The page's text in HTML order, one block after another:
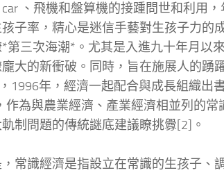
、飛機和盤算機的接踵問世和利用
子率，精心是迷信手藝對生孩子力的
第三次海潮*。尤其是入進九十年月以
大的新衝破。同時，旨在施展人的踴
1996年，經濟一起配合與成長組織出
為與農業經濟、產業經濟相並列的常
制問題的傳統謎底建議瞭挑釁[2]。
識經濟是指設立在常識的生孩子、